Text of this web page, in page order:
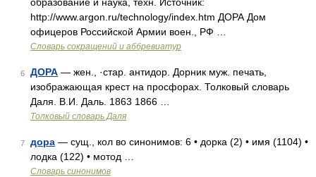
http://www.argon.ru/technology/index.htm ДОРА Дом
офицеров Российской Армии воен., РФ …
Словарь сокращений и аббревиатур
6 ДОРА — жен., ·стар. антидор. Дорник муж. печать,
изображающая крест на просфорах. Толковый словарь
Даля. В.И. Даль. 1863 1866 …
Толковый словарь Даля
7 дора — сущ., кол во синонимов: 6 • дорка (2) • имя (1104) •
лодка (122) • мотод …
Словарь синонимов